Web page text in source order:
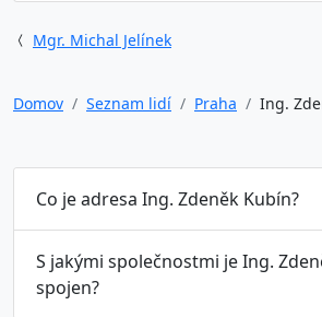
Mgr. Michal Jelínek
Domov
Seznam lidí Praha Ing.
Co je adresa Ing. Zdeněk Kubín?
S jakými společnostmi je Ing.
spojen?